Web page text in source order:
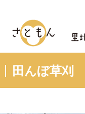
田んぼ草刈